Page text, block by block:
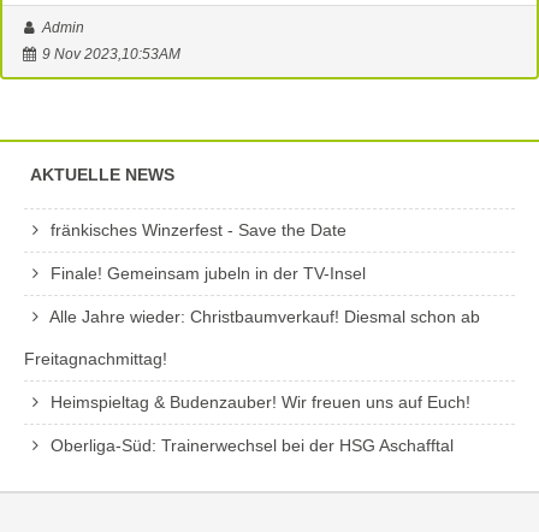
Admin
9 Nov 2023,10:53AM
AKTUELLE NEWS
fränkisches Winzerfest - Save the Date
Finale! Gemeinsam jubeln in der TV-Insel
Alle Jahre wieder: Christbaumverkauf! Diesmal schon ab
Freitagnachmittag!
Heimspieltag & Budenzauber! Wir freuen uns auf Euch!
Oberliga-Süd: Trainerwechsel bei der HSG Aschafftal